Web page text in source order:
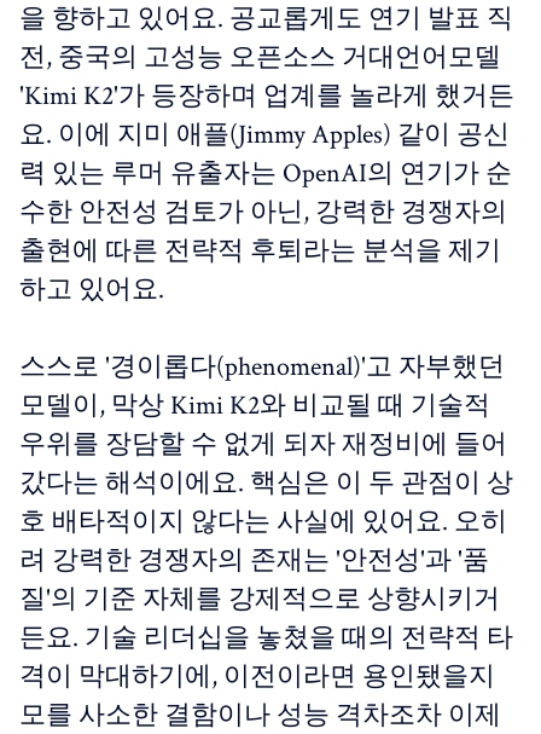
을 향하고 있어요. 공교롭게도 연기 발표 직
전, 중국의 고성능 오픈소스 거대언어모델
'Kimi K2'가 등장하며 업계를 놀라게 했거든
요. 이에 지미 애플(Jimmy Apples) 같이 공신
력 있는 루머 유출자는 OpenAI의 연기가 순
수한 안전성 검토가 아닌, 강력한 경쟁자의
출현에 따른 전략적 후퇴라는 분석을 제기
하고 있어요.
스스로 '경이롭다(phenomenal)'고 자부했던
모델이, 막상 Kimi K2와 비교될 때 기술적
우위를 장담할 수 없게 되자 재정비에 들어
갔다는 해석이에요. 핵심은 이 두 관점이 상
호 배타적이지 않다는 사실에 있어요. 오히
려 강력한 경쟁자의 존재는 '안전성'과 '품
질'의 기준 자체를 강제적으로 상향시키거
든요. 기술 리더십을 놓쳤을 때의 전략적 타
격이 막대하기에, 이전이라면 용인됐을지
모를 사소한 결함이나 성능 격차조차 이제